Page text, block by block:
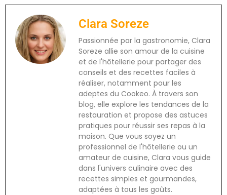
Clara Soreze
Passionnée par la gastronomie, Clara
Soreze allie son amour de la cuisine
et de l'hôtellerie pour partager des
conseils et des recettes faciles à
réaliser, notamment pour les
adeptes du Cookeo. À travers son
blog, elle explore les tendances de la
restauration et propose des astuces
pratiques pour réussir ses repas à la
maison. Que vous soyez un
professionnel de l'hôtellerie ou un
amateur de cuisine, Clara vous guide
dans l'univers culinaire avec des
recettes simples et gourmandes,
adaptées à tous les goûts.